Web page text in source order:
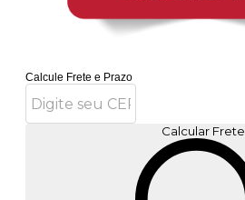
Calcule Frete e Prazo
Calcular Frete